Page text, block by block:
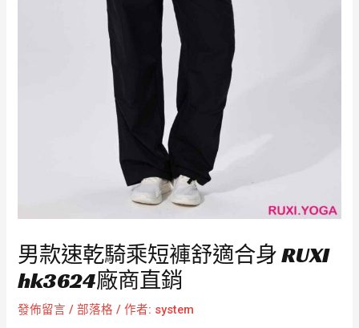
男款速乾騎乘短褲舒適合身 RUXI
hk3624廠商直銷
發佈留言 /部落格 / 作者: system